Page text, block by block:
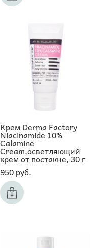
Крем Derma Factory
Niacinamide 10%
Calamine
Cream,осветляющий
крем от постакне, 30 г
950 pуб.